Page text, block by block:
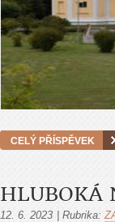
CELÝ PŘÍSPĚVEK
HLUBOKÁ
12. 6. 2023 Rubrika: